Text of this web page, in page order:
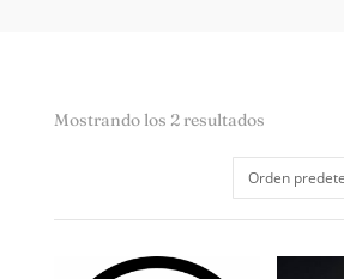
Mostrando los 2 resultados